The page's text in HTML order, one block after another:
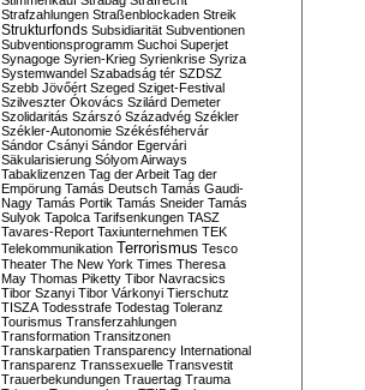
Strafzahlungen Straßenblockaden Streik
Strukturfonds Subsidiarität Subventionen
Subventionsprogramm Suchoi Superjet
Synagoge Syrien-Krieg Syrienkrise Syriza
Systemwandel Szabadság tér SZDSZ
Szebb Jövőért Szeged Sziget-Festival
Szilveszter Ókovács Szilárd Demeter
Szolidaritás Szárszó Századvég Székler
Székler-Autonomie Székésféhervár
Sándor Csányi Sándor Egervári
Säkularisierung Sólyom Airways
Tabaklizenzen Tag der Arbeit Tag der
Empörung Tamás Deutsch Tamás Gaudi-
Nagy Tamás Portik Tamás Sneider Tamás
Sulyok Tapolca Tarifsenkungen TASZ
Tavares-Report Taxiunternehmen TEK
Telekommunikation Terrorismus Tesco
Theater The New York Times Theresa
May Thomas Piketty Tibor Navracsics
Tibor Szanyi Tibor Várkonyi Tierschutz
TISZA Todesstrafe Todestag Toleranz
Tourismus Transferzahlungen
Transformation Transitzonen
Transkarpatien Transparency International
Transparenz Transsexuelle Transvestit
Trauerbekundungen Trauertag Trauma